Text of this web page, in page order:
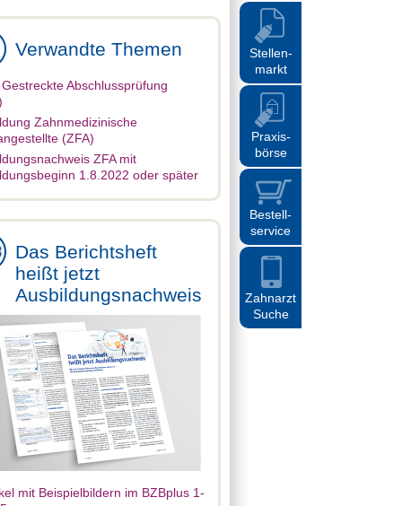
Stellen-
markt
Praxis-
börse
Bestell-
service
Zahnarzt
Suche
Verwandte Themen
Abschlussprüfung
Zahnmedizinische
(ZFA)
ZFA mit
1.8.2022 oder später
Das Berichtsheft
heißt jetzt
Ausbildungsnachweis
mit Beispielbildern im BZBplus 1-